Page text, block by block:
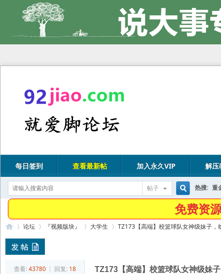
每日签到 查看最新帖 加入永久VIP 解压
帖子
搜
热搜: 重
免费资
»
论坛
›
『视频版块』 大学生
›
TZ173【高端】校篮球队女神级妹子，
查看: 43780 | 回复: 18 TZ173【高端】校篮球队女神级妹